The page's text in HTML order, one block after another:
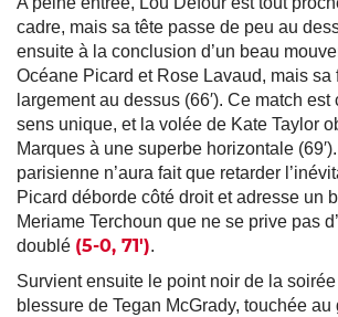
cadre, mais sa tête passe de peu au
ensuite à la conclusion d’un beau
Océane Picard et Rose Lavaud, mais sa
largement au dessus (66′). Ce match
sens unique, et la volée de Kate Taylor
Marques à une superbe horizontale
parisienne n’aura fait que retarder
Picard déborde côté droit et adresse un
Meriame Terchoun que ne se prive pas
doublé (5-0, 71′).
Survient ensuite le point noir de la
blessure de Tegan McGrady, touchée au